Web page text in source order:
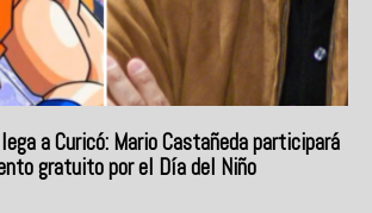
a Curicó: Mario Castañeda participará
gratuito por el Día del Niño